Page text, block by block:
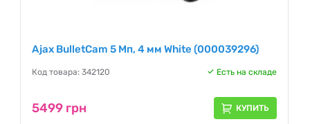
Ajax BulletCam 5 Мп, 4 мм White (000039296)
Код товара: 342120 Есть на складе
5499 грн КУПИТЬ